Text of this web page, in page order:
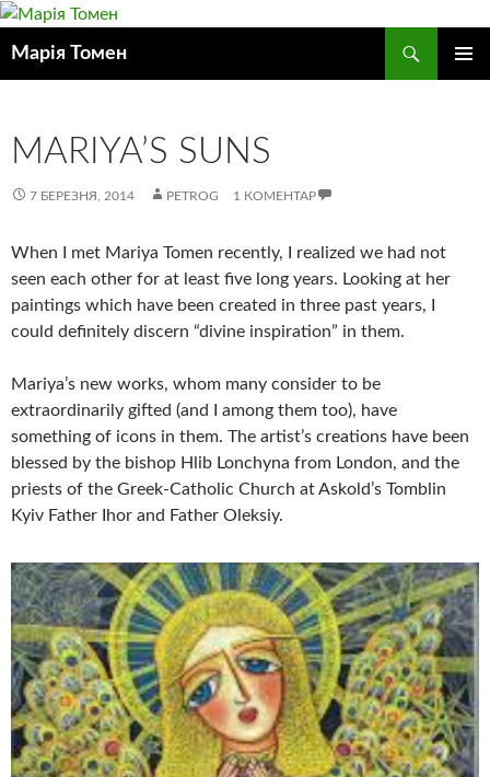
Марія Томен
MARIYA’S SUNS
7 БЕРЕЗНЯ, 2014 PETROG 1 КОМЕНТАР
When I met Mariya Tomen recently, I realized we had not
seen each other for at least five long years. Looking at her
paintings which have been created in three past years, I
could definitely discern “divine inspiration” in them.
Mariya’s new works, whom many consider to be
extraordinarily gifted (and I among them too), have
something of icons in them. The artist’s creations have been
blessed by the bishop Hlib Lonchyna from London, and the
priests of the Greek-Catholic Church at Askold’s Tomblin
Kyiv Father Ihor and Father Oleksiy.